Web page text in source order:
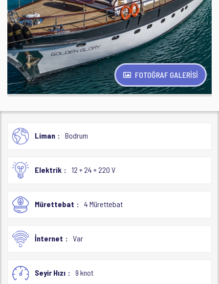
FOTOĞRAF GALERİSİ
Liman Bodrum
Elektrik 12 + 24 + 220 V
Mürettebat 4 Mürettebat
İnternet Var
Seyir Hızı 9 knot